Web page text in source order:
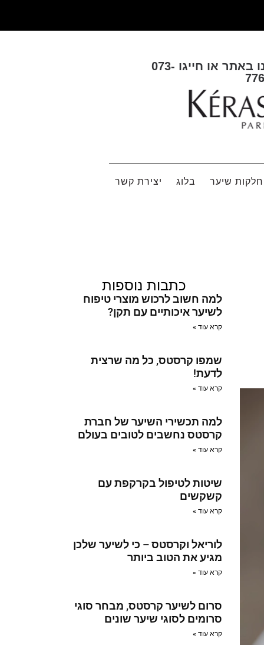
באתר או חייגו 073-
שיער בלוג יצירת קשר
כתבות נוספות
למה חשוב לרכוש מוצרי טיפוח
לשיער איכותיים עם תקן?
קרא עוד »
שמפו קרסטס, כל מה שרצית
לדעת!
קרא עוד »
למה תכשירי השיער של חברת
קרסטס נחשבים לטובים בעולם
קרא עוד »
שיטות לטיפול בקרקפת עם
קשקשים
קרא עוד »
לוריאל וקרסטס – כי לשיער שלכן
מגיע את הטוב ביותר
קרא עוד »
סרום לשיער קרסטס, מבחר סוגי
סרומים לסוגי שיער שונים
קרא עוד »